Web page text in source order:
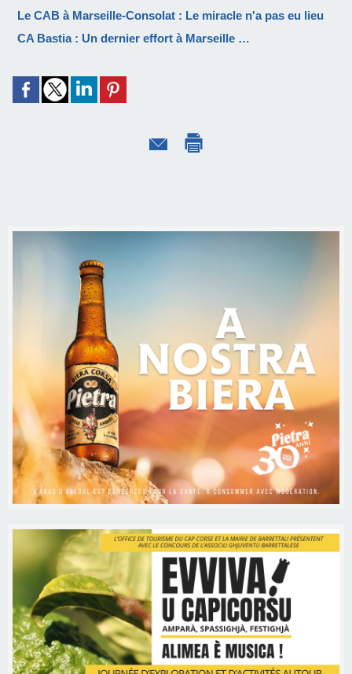
Le CAB à Marseille-Consolat : Le miracle n'a pas eu lieu
CA Bastia : Un dernier effort à Marseille …